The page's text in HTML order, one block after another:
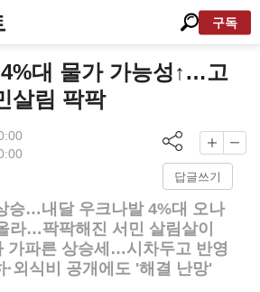
구독
대 물가 가능성↑…고
살림 팍팍
답글쓰기
승…내달 우크나발 4%대 오나
라…팍팍해진 서민 살림살이
가파른 상승세…시차두고 반영
·외식비 공개에도 '해결 난망'